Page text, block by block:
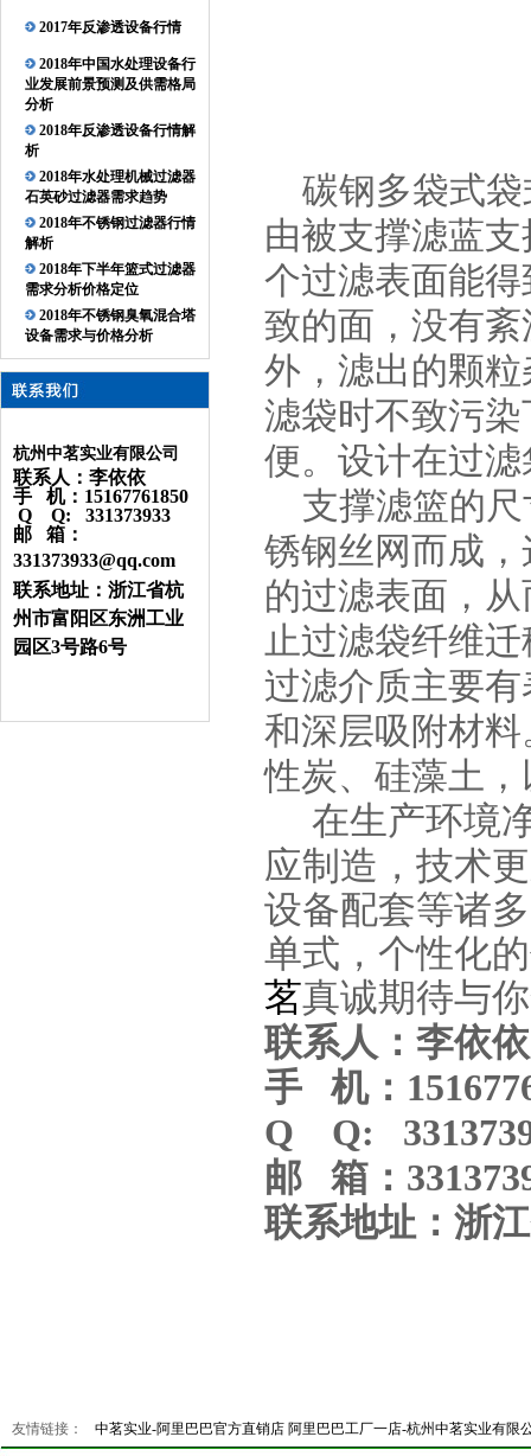
2017年反渗透设备行情
2018年中国水处理设备行
业发展前景预测及供需格局
分析
2018年反渗透设备行情解
析
2018年水处理机械过滤器
石英砂过滤器需求趋势
2018年不锈钢过滤器行情
解析
2018年下半年篮式过滤器
需求分析价格定位
2018年不锈钢臭氧混合塔
设备需求与价格分析
杭州中茗实业有限公司
联系人：李依依
手 机：15167761850
Q Q: 331373933
邮 箱：
331373933@qq.com
联系地址：浙江省杭
州市富阳区东洲工业
园区3号路6号
碳钢多袋式袋
由被支撑滤蓝
个过滤表面能
致的面，没有
外，滤出的颗
滤袋时不致污
便。设计在过
支撑滤篮的尺
锈钢丝网而成
的过滤表面，
止过滤袋纤维
过滤介质主要
和深层吸附材
性炭、硅藻土
在生产环境
应制造，技术
设备配套等诸
单式，个性化
茗真诚期待与
联系人：李依依
手 机：
Q Q:
邮 箱：
联系地址：浙
友情链接： 中茗实业-阿里巴巴官方直销店 阿里巴巴工厂一店-杭州中茗实业有限